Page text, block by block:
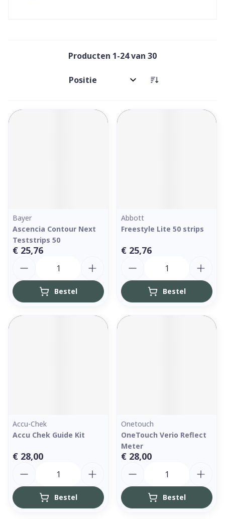
Producten 1-24van 30
Sorteer op:
Bayer
Ascencia Contour Next
Teststrips 50
€ 25,76
Bestel
Abbott
Freestyle Lite 50 strips
€ 25,76
Bestel
Accu-Chek
Accu Chek Guide Kit
€ 28,00
Bestel
Onetouch
OneTouch Verio Reflect
Meter
€ 28,00
Bestel